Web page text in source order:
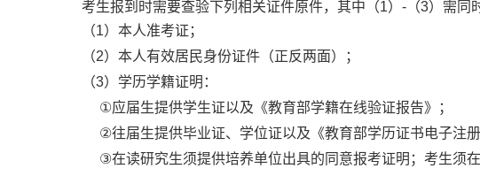
考生报到时需要查验下列相关证件原件，其中（1） -（3）需同
（1）本人准考证；
（2）本人有效居民身份证件（正反两面）；
（3）学历学籍证明：
①应届生提供学生证以及《教育部学籍在线验证报告》；
②往届生提供毕业证、学位证以及《教育部学历证书电子注
③在读研究生须提供培养单位出具的同意报考证明；考生须